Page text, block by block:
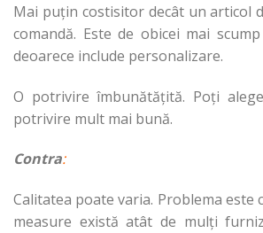
Mai puțin costisitor decât un articol
comandă. Este de obicei mai
deoarece include personalizare.
O potrivire îmbunătățită. Poți
potrivire mult mai bună.
Contra:
Calitatea poate varia. Problema este
measure există atât de mulți